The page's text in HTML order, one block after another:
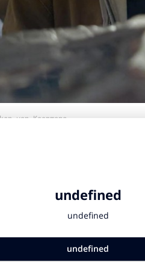
van Koopmans.